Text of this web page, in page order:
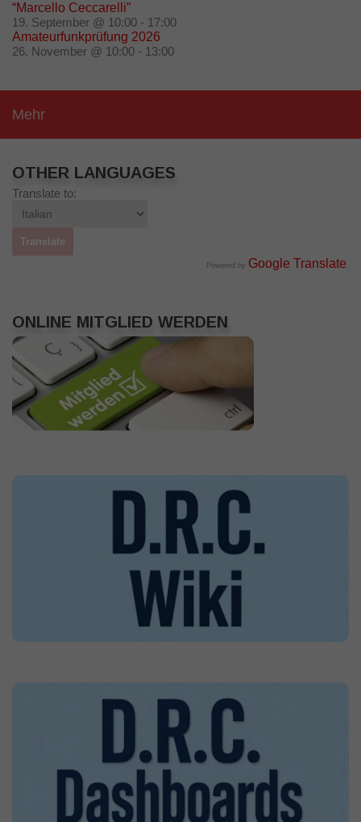
“Marcello Ceccarelli”
19. September @ 10:00 - 17:00
Amateurfunkprüfung 2026
26. November @ 10:00 - 13:00
Mehr
OTHER LANGUAGES
Translate to:
Powered by Google Translate .
ONLINE MITGLIED WERDEN